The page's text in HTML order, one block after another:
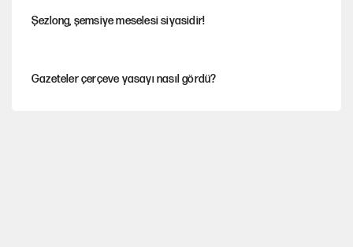
Şezlong, şemsiye meselesi siyasidir!
Gazeteler çerçeve yasayı nasıl gördü?